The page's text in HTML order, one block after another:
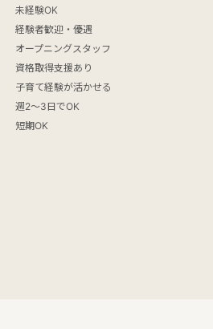
未経験OK
経験者歓迎・優遇
オープニングスタッフ
資格取得支援あり
子育て経験が活かせる
週2～3日でOK
短期OK